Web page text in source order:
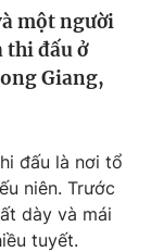
một người
thi đấu ở
Giang,
đấu là nơi tổ
niên. Trước
dày và mái
tuyết.